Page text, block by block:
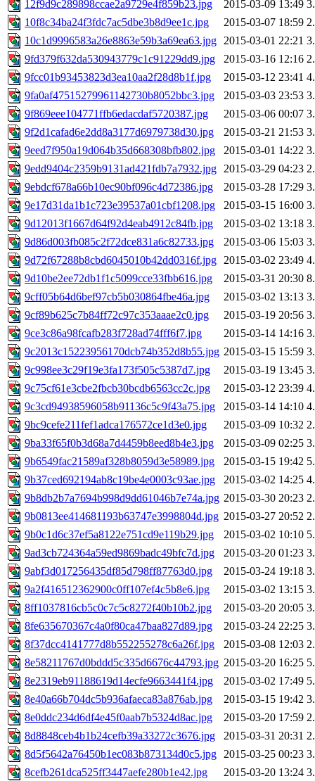
12f9d9c289898ccae2a9729e4f859b23.jpg
2015-03-09 13:49
10f8c34ba24f3fdc7ac5dbe3b8d9ee1c.jpg
2015-03-07 18:59
10c1d9996583a26e8863e59b3a69ea63.jpg 2015-03-01 22:21
9fd379f632da530943779c1c91229dd9.jpg
2015-03-16 12:16
9fcc01b93453823d3ea10aa2f28d8b1f.jpg
2015-03-12 23:41
9fa0af47515279961142730b8052bbc3.jpg
2015-03-03 23:53
9f869eee104771ffb6edacdaf5720387.jpg
2015-03-06 00:07
9f2d1cafad6e2dd8a3177d6979738d30.jpg
2015-03-21 21:53
9eed7f950a19d064b35d668308bfb802.jpg
2015-03-01 14:22
9edd9404c2359b9131ad421fdb7a7932.jpg 2015-03-29 04:23
9ebdcf678a66b10ec90bf096c4d72386.jpg
2015-03-28 17:29
9e17d31da1b1c723e39537a01cbf1208.jpg
2015-03-15 16:00
9d12013f1667d64f92d4eab4912c84fb.jpg
2015-03-02 13:18
9d86d003fb085c2f72dce831a6c82733.jpg
2015-03-06 15:03
9d72f67288b8cbd6045010b42dd0316f.jpg 2015-03-02 23:49
9d10be2ee72db1f1c5099cce33fbb616.jpg
2015-03-31 20:30
9cff05b64d6bef97cb5b030864fbe46a.jpg
2015-03-02 13:13
9cf89b625c7b84ff72c97c353aaae2c0.jpg
2015-03-19 20:56
9ce3c86a98fcafb283f728ad74fff6f7.jpg
2015-03-14 14:16
9c2013c15223956170dcb74b352d8b55.jpg 2015-03-15 15:59
9c998ee3c29f19e3fa173f505c5387d7.jpg
2015-03-19 13:45
9c75cf61e3cbe2fbcb30bcdb6563cc2c.jpg
2015-03-12 23:39
9c3cd94938596058b91136c5c9f43a75.jpg
2015-03-14 14:10
9bc9cefe211fef1adca176572ce1d3e0.jpg
2015-03-09 10:32
9ba33f65f0b3d68a7d4459b8eed8b4e3.jpg
2015-03-09 02:25
9b6549fac21589af328b8059d3e58989.jpg
2015-03-15 19:42
9b37ced692194ab8c19be4e0003c93ae.jpg
2015-03-02 14:25
9b8db2b7a7694b998d9dd61046b7e74a.jpg 2015-03-30 20:23
9b0813ee414681193b63747e3998804d.jpg 2015-03-27 20:52
9b0c1d6c37ef5a8122e751cd9e119b29.jpg
2015-03-02 10:10
9ad3cb724364a59ed9869badc49bfc7d.jpg
2015-03-20 01:23
9abf3d017256435df85d798ff87763d0.jpg
2015-03-24 19:18
9a2f416512362900c0ff107ef4c5b8e6.jpg
2015-03-02 13:15
8ff1037816cb5c0c7c5c8272f40b10b2.jpg
2015-03-20 20:05
8fe635670367c4a0f80ca47baa827d89.jpg
2015-03-24 22:25
8f37dcc4141777d8b552255278c6a26f.jpg
2015-03-08 12:03
8e58211767d0bddd5c335d6676c44793.jpg 2015-03-20 16:25
8e2319eb91188619d14ecfe9663441f4.jpg
2015-03-02 17:49
8e40a66b704dc5b936afaeca83a876ab.jpg
2015-03-15 19:42
8e0ddc234d6df4e45f0aab7b5324d8ac.jpg
2015-03-20 17:59
8d8848ceb4b1b24cefb39a33272c3676.jpg
2015-03-31 20:31
8d5f5642a76450b1ec083b873134d0c5.jpg 2015-03-25 00:23
8cefb261dca525ff3447aefe280b1e42.jpg
2015-03-20 13:24